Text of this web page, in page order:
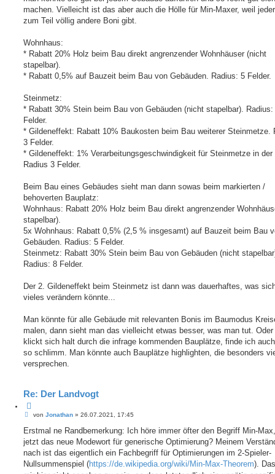
machen. Vielleicht ist das aber auch die Hölle für Min-Maxer, weil
zum Teil völlig andere Boni gibt.
Wohnhaus:
* Rabatt 20% Holz beim Bau direkt angrenzender Wohnhäuser (nicht
stapelbar).
* Rabatt 0,5% auf Bauzeit beim Bau von Gebäuden. Radius: 5 Felder.
Steinmetz:
* Rabatt 30% Stein beim Bau von Gebäuden (nicht stapelbar). Radius:
Felder.
* Gildeneffekt: Rabatt 10% Baukosten beim Bau weiterer Steinmetze.
3 Felder.
* Gildeneffekt: 1% Verarbeitungsgeschwindigkeit für Steinmetze in der
Radius 3 Felder.
Beim Bau eines Gebäudes sieht man dann sowas beim markierten /
behoverten Bauplatz:
Wohnhaus: Rabatt 20% Holz beim Bau direkt angrenzender
stapelbar).
5x Wohnhaus: Rabatt 0,5% (2,5 % insgesamt) auf Bauzeit beim Bau
Gebäuden. Radius: 5 Felder.
Steinmetz: Rabatt 30% Stein beim Bau von Gebäuden (nicht
Radius: 8 Felder.
Der 2. Gildeneffekt beim Steinmetz ist dann was dauerhaftes, was
vieles verändern könnte...
Man könnte für alle Gebäude mit relevanten Bonis im Baumodus
malen, dann sieht man das vielleicht etwas besser, was man tut. Oder
klickt sich halt durch die infrage kommenden Bauplätze, finde ich
so schlimm. Man könnte auch Bauplätze highlighten, die besonders
versprechen.
Re: Der Landvogt
i
i
e
e
n
B
i
r
a
von Jonathan» 26.07.2021, 17:45
Erstmal ne Randbemerkung: Ich höre immer öfter den Begriff Min-
jetzt das neue Modewort für generische Optimierung? Meinem
nach ist das eigentlich ein Fachbegriff für Optimierungen im 2-Spieler-
Nullsummenspiel (https://de.wikipedia.org/wiki/Min-Max-Theorem).